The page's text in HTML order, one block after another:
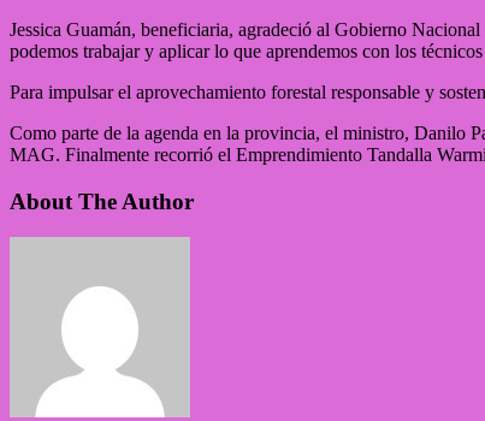
Jessica Guamán, beneficiaria, agradeció al Gobierno
podemos trabajar y aplicar lo que aprendemos con los
Para impulsar el aprovechamiento forestal responsable y
Como parte de la agenda en la provincia, el ministro, Danilo
MAG. Finalmente recorrió el Emprendimiento Tandalla
About The Author